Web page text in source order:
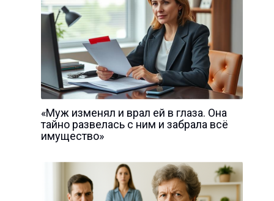
«Муж изменял и врал ей в глаза. Она
тайно развелась с ним и забрала всё
имущество»